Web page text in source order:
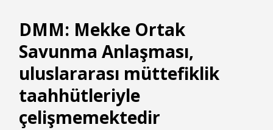
DMM: Mekke Ortak
Savunma Anlaşması,
uluslararası müttefiklik
taahhütleriyle
çelişmemektedir